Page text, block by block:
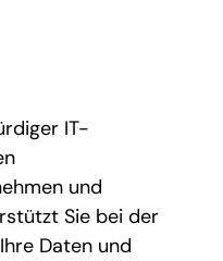
IT-
und
Sie bei der
Daten und